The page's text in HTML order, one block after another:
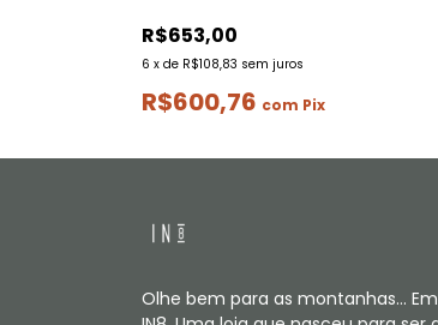
R$653,00
6 x de R$108,83 sem juros
R$600,76 com Pix
Olhe bem para as montanhas...